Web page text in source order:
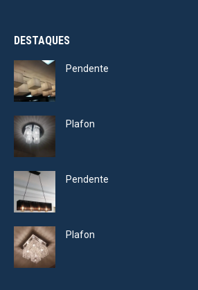
DESTAQUES
Pendente
Plafon
Pendente
Plafon